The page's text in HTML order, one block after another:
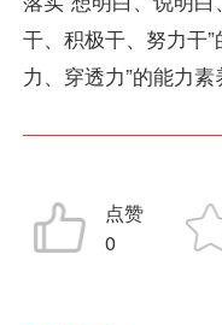
干、积极干、努力干
力、穿透力”的能力素
点赞
0